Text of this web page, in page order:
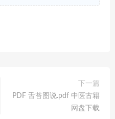
下一篇
PDF 舌苔图说.pdf 中医古籍
网盘下载